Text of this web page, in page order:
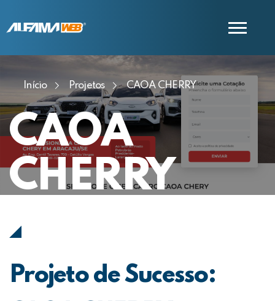
COMERCIAL
SUPORTE
Início Projetos CAOA CHERRY
CAOA
CHERRY
Projeto de Sucesso: